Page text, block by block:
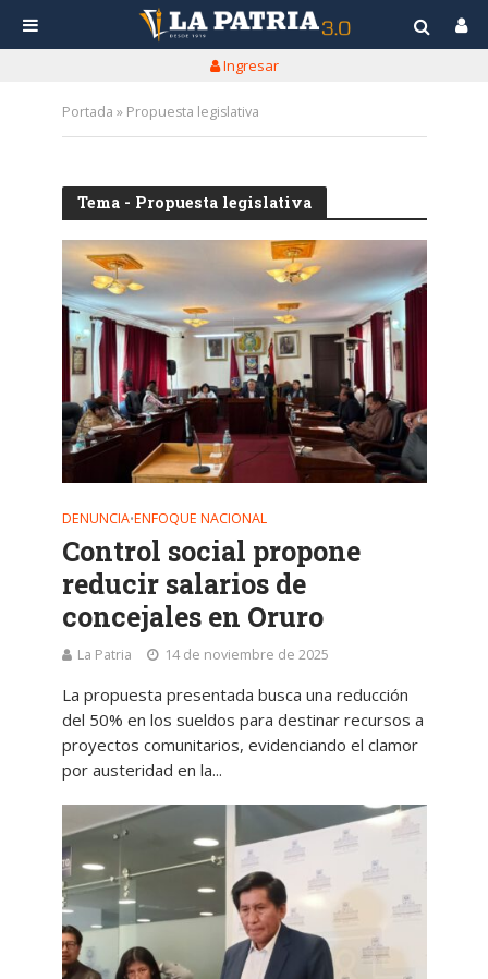
Ingresar
Portada » Propuesta legislativa
Tema - Propuesta legislativa
DENUNCIA•ENFOQUE NACIONAL
Control social propone
reducir salarios de
concejales en Oruro
La Patria 14 de noviembre de 2025
La propuesta presentada busca una reducción
del 50% en los sueldos para destinar recursos a
proyectos comunitarios, evidenciando el clamor
por austeridad en la...